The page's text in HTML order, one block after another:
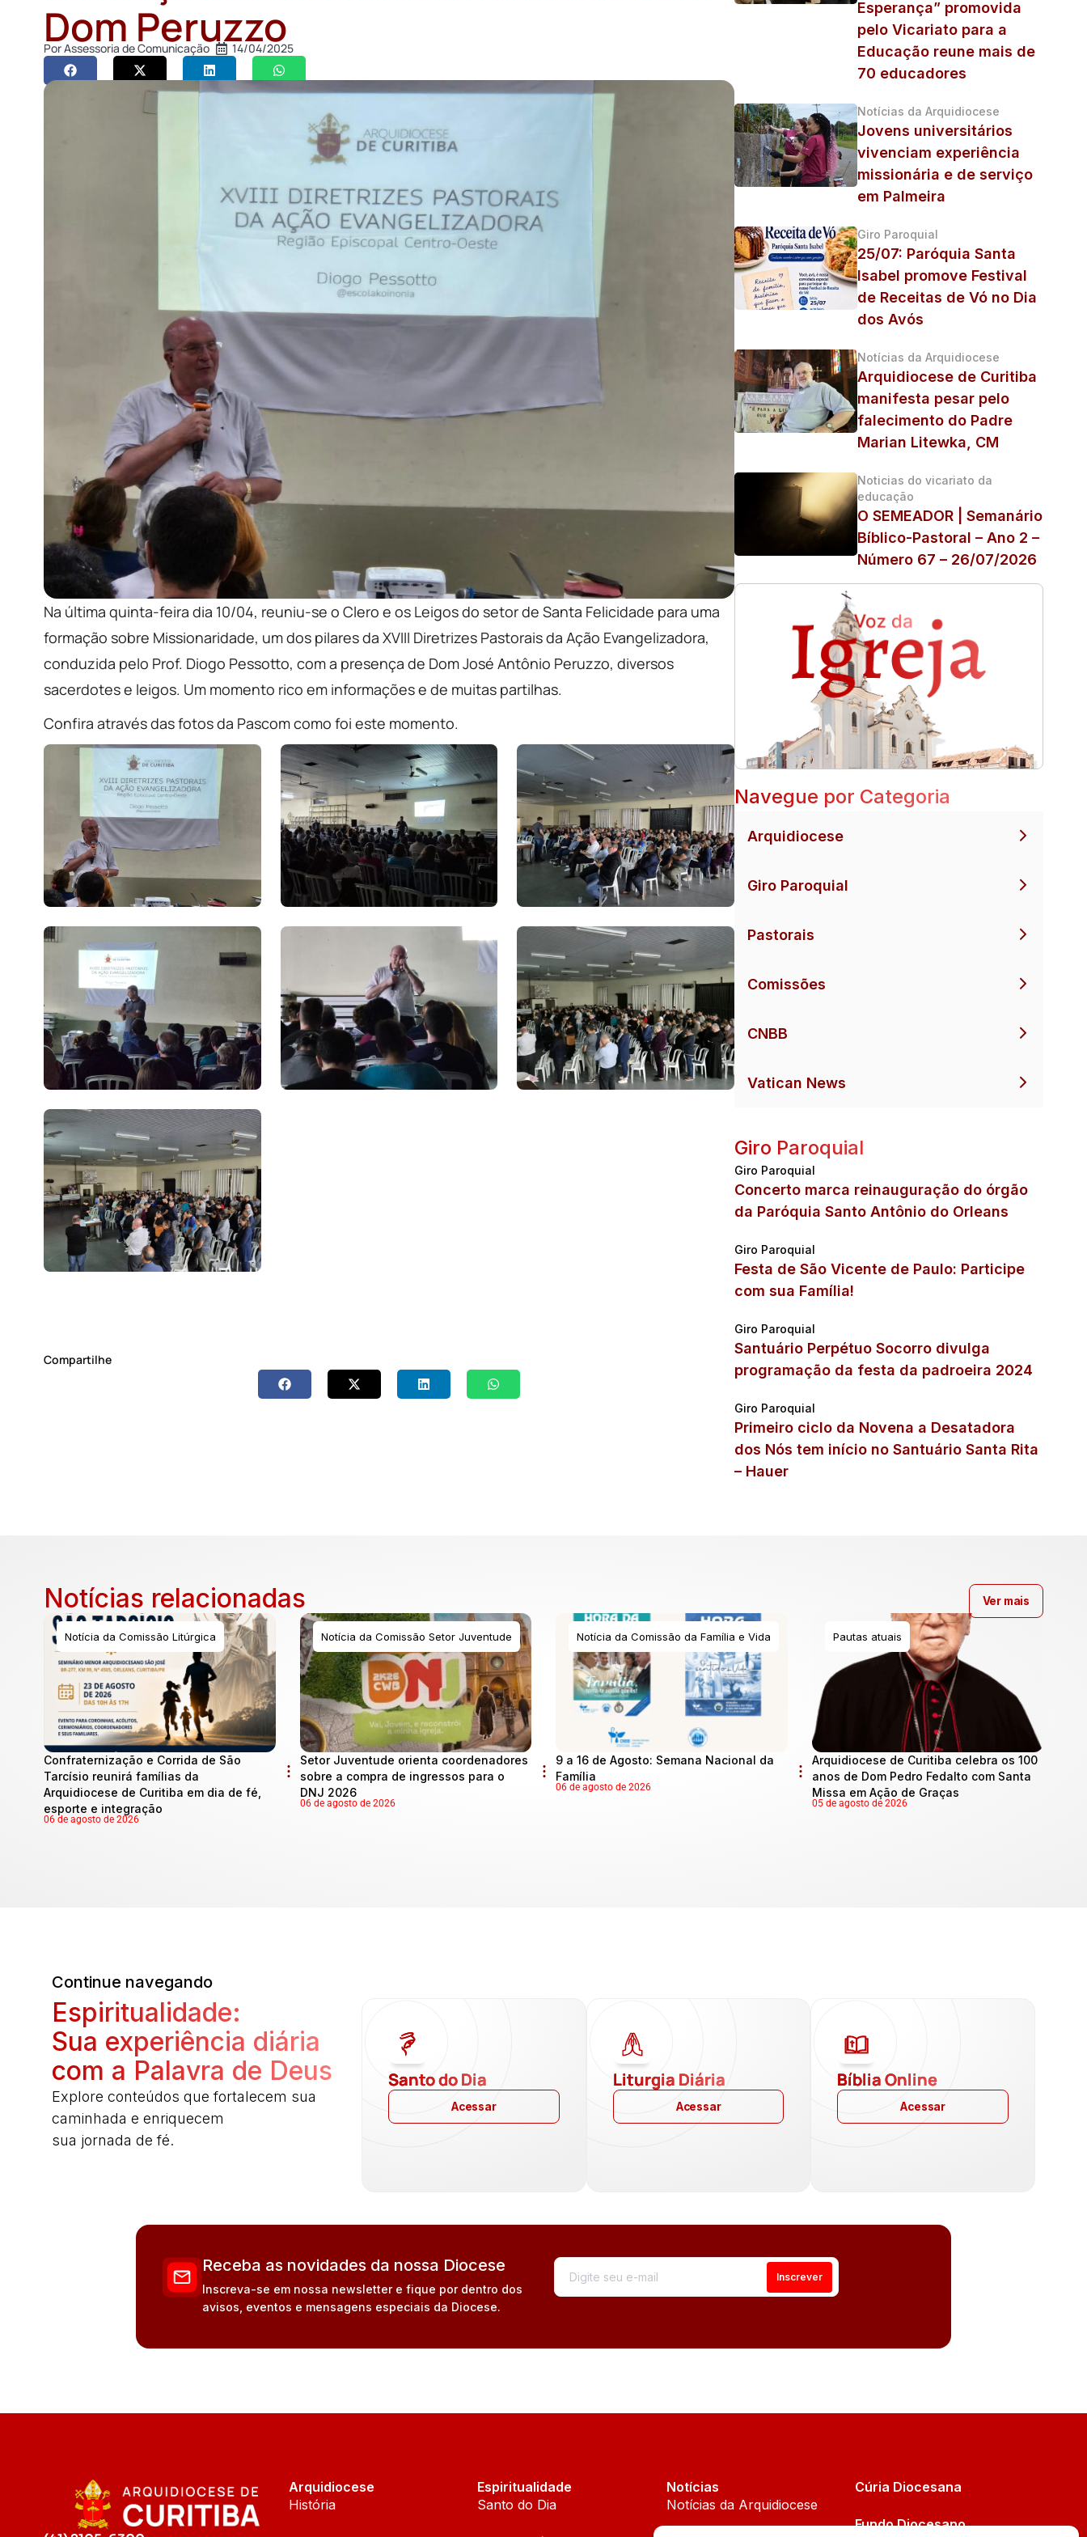
Dom Peruzzo
PorAssessoria de Comunicação 14/04/2025
Na última quinta-feira dia 10/04, reuniu-se o Clero e os Leigos do setor de Santa Felicidade para uma
formação sobre Missionaridade, um dos pilares da XVIII Diretrizes Pastorais da Ação Evangelizadora,
conduzida pelo Prof. Diogo Pessotto, com a presença de Dom José Antônio Peruzzo, diversos
sacerdotes e leigos. Um momento rico em informações e de muitas partilhas.
Confira através das fotos da Pascom como foi este momento.
Compartilhe
Esperança” promovida
pelo Vicariato para a
Educação reune mais de
70 educadores
Notícias da Arquidiocese
Jovens universitários
vivenciam experiência
missionária e de serviço
em Palmeira
Giro Paroquial
25/07: Paróquia Santa
Isabel promove Festival
de Receitas de Vó no Dia
dos Avós
Notícias da Arquidiocese
Arquidiocese de Curitiba
manifesta pesar pelo
falecimento do Padre
Marian Litewka, CM
Noticias do vicariato da
educação
O SEMEADOR | Semanário
Bíblico-Pastoral – Ano 2 –
Número 67 – 26/07/2026
Navegue por Categoria
Arquidiocese
Giro Paroquial
Pastorais
Comissões
CNBB
Vatican News
Giro Paroquial
Giro Paroquial
Concerto marca reinauguração do órgão
da Paróquia Santo Antônio do Orleans
Giro Paroquial
Festa de São Vicente de Paulo: Participe
com sua Família!
Giro Paroquial
Santuário Perpétuo Socorro divulga
programação da festa da padroeira 2024
Giro Paroquial
Primeiro ciclo da Novena a Desatadora
dos Nós tem início no Santuário Santa Rita
– Hauer
Notícias relacionadas
Notícia da Comissão Litúrgica
Confraternização e Corrida de São
Tarcísio reunirá famílias da
Arquidiocese de Curitiba em dia de fé,
esporte e integração
06 de agosto de 2026
Notícia da Comissão Setor Juventude
Setor Juventude orienta coordenadores
sobre a compra de ingressos para o
DNJ 2026
06 de agosto de 2026
Notícia da Comissão da Família e Vida
9 a 16 de Agosto: Semana Nacional da
Família
06 de agosto de 2026
Pautas atuais
Arquidiocese de Curitiba celebra os 100
anos de Dom Pedro Fedalto com Santa
Missa em Ação de Graças
05 de agosto de 2026
Ver mais
Continue navegando
Espiritualidade:
Sua experiência diária
com a Palavra de Deus
Explore conteúdos que fortalecem sua
caminhada e enriquecem
sua jornada de fé.
Santo do Dia
Acessar
Liturgia Diária
Acessar
Bíblia Online
Acessar
Receba as novidades da nossa Diocese
Inscreva-se em nossa newsletter e fique por dentro dos
avisos, eventos e mensagens especiais da Diocese.
Arquidiocese
História
Espiritualidade
Santo do Dia
Notícias
Notícias da Arquidiocese
Cúria Diocesana
Fundo Diocesano